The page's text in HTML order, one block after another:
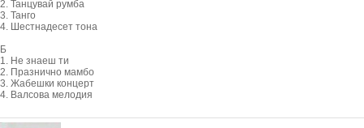
2. Танцувай румба
3. Танго
4. Шестнадесет тона
Б
1. Не знаеш ти
2. Празнично мамбо
3. Жабешки концерт
4. Валсова мелодия